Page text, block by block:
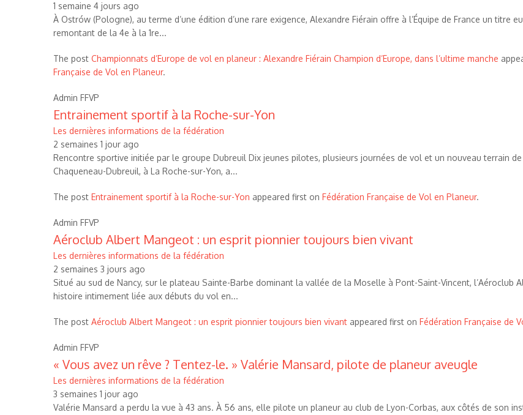
1 semaine 4 jours ago
À Ostrów (Pologne), au terme d’une édition d’une rare exigence, Alexandre Fiérain offre à l’Équipe de France un titre
remontant de la 4e à la 1re...
The post Championnats d’Europe de vol en planeur : Alexandre Fiérain Champion d’Europe, dans l’ultime manche
Française de Vol en Planeur.
Admin FFVP
Entrainement sportif à la Roche-sur-Yon
Les dernières informations de la fédération
2 semaines 1 jour ago
Rencontre sportive initiée par le groupe Dubreuil Dix jeunes pilotes, plusieurs journées de vol et un nouveau terrain
Chaqueneau-Dubreuil, à La Roche-sur-Yon, a...
The post Entrainement sportif à la Roche-sur-Yon appeared first on Fédération Française de Vol en Planeur.
Admin FFVP
Aéroclub Albert Mangeot : un esprit pionnier toujours bien vivant
Les dernières informations de la fédération
2 semaines 3 jours ago
Situé au sud de Nancy, sur le plateau Sainte-Barbe dominant la vallée de la Moselle à Pont-Saint-Vincent, l’Aéroclub
histoire intimement liée aux débuts du vol en...
The post Aéroclub Albert Mangeot : un esprit pionnier toujours bien vivant appeared first on Fédération Française de
Admin FFVP
« Vous avez un rêve ? Tentez-le. » Valérie Mansard, pilote de planeur aveugle
Les dernières informations de la fédération
3 semaines 1 jour ago
Valérie Mansard a perdu la vue à 43 ans. À 56 ans, elle pilote un planeur au club de Lyon-Corbas, aux côtés de son